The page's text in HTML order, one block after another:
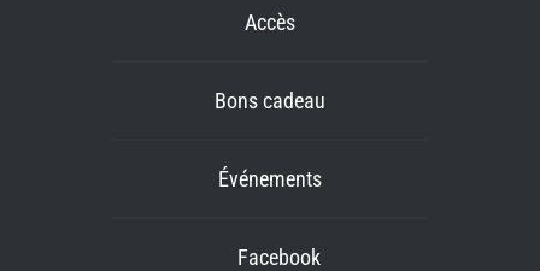
Accès
Bons cadeau
Événements
Facebook